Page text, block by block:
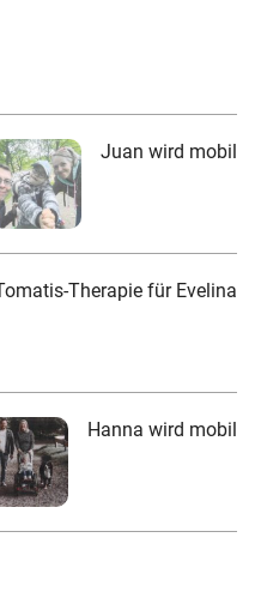
Juan wird mobil
Therapie für Evelina
Hanna wird mobil